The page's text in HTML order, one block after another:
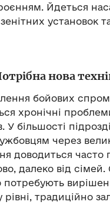
Йдеться
установок
нова
бойових
хронічні
У більшості
через
доводиться часто
далеко від сімей.
потребують
традиційно